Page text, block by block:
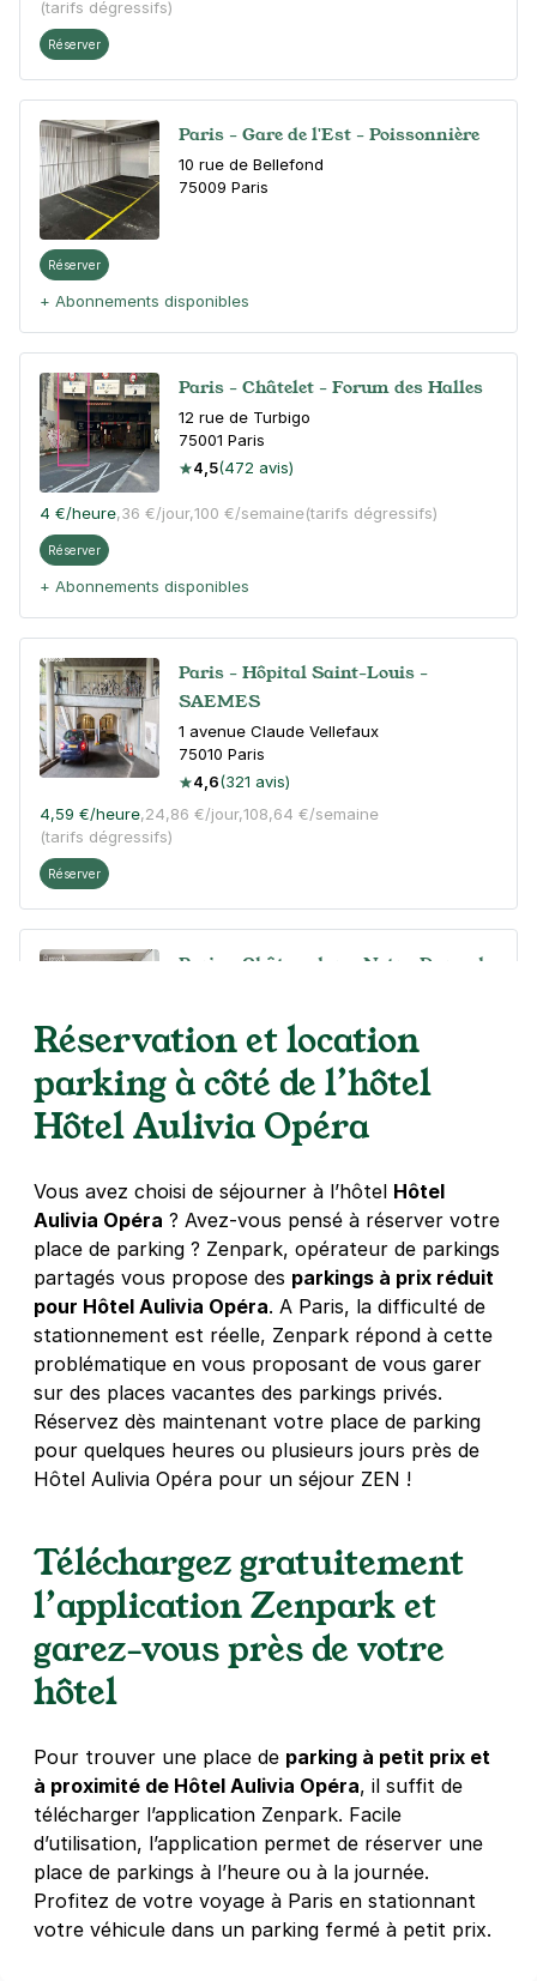
(tarifs dégressifs)
Réserver
Paris - Gare de l'Est - Poissonnière
10 rue de Bellefond
75009 Paris
Réserver
+ Abonnements disponibles
Paris - Châtelet - Forum des Halles
12 rue de Turbigo
75001 Paris
4,5(472 avis)
4 €/heure,36 €/jour,100 €/semaine(tarifs dégressifs)
Réserver
+ Abonnements disponibles
Paris - Hôpital Saint-Louis -
SAEMES
1 avenue Claude Vellefaux
75010 Paris
4,6(321 avis)
4,59 €/heure,24,86 €/jour,108,64 €/semaine
(tarifs dégressifs)
Réserver
Paris - Châteaudun - Notre-Dame de
75009Paris
(468 avis)
Réserver
Paris - Centre Georges Pompidou -
Rambuteau
42 rue Beaubourg
75003Paris
4,6(212 avis)
4 €/heure,36 €/jour,100 €/semaine(tarifs dégressifs)
Réserver
+ Abonnements disponibles
30 rue Louis Blanc
75010
Paris
4,6(609 avis)
4 €/heure,40 €/jour,124 €/semaine (tarifs dégressifs)
Réserver
Paris - Haussmann - Le Peletier
42 rue de la Victoire
75009Paris
4,2(45 avis)
Réservation et location
parking à côté de l’hôtel
Hôtel Aulivia Opéra
Vous avez choisi de séjourner à l’hôtel Hôtel
Aulivia Opéra ? Avez-vous pensé à réserver votre
place de parking ? Zenpark, opérateur de parkings
partagés vous propose des parkings à prix réduit
pour Hôtel Aulivia Opéra. A Paris, la difficulté de
stationnement est réelle, Zenpark répond à cette
problématique en vous proposant de vous garer
sur des places vacantes des parkings privés.
Réservez dès maintenant votre place de parking
pour quelques heures ou plusieurs jours près de
Hôtel Aulivia Opéra pour un séjour ZEN !
Téléchargez gratuitement
l’application Zenpark et
garez-vous près de votre
hôtel
Pour trouver une place de parking à petit prix et
à proximité de Hôtel Aulivia Opéra, il suffit de
télécharger l’application Zenpark. Facile
d’utilisation, l’application permet de réserver une
place de parkings à l’heure ou à la journée.
Profitez de votre voyage à Paris en stationnant
votre véhicule dans un parking fermé à petit prix.